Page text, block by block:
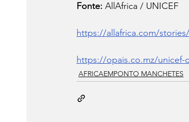
Fonte: AllAfrica / UNICEF
https://allafrica.com/stories/
https://opais.co.mz/unicef-
AFRICAEMPONTO MANCHETES